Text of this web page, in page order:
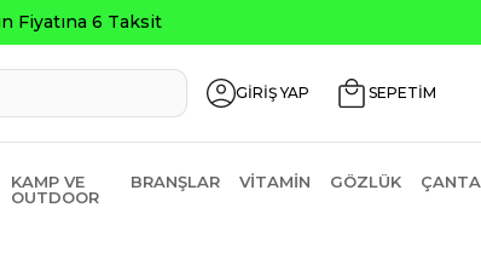
GİRİŞ YAP SEPETİM
KAMP VE
OUTDOOR
BRANŞLAR VITAMIN GÖZLÜK ÇANTA